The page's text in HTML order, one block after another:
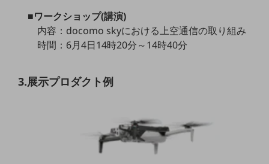
自動化・省電化
人材不足解消
業種・業態で探す
自治体
■ワークショップ(講演)
内容：docomo skyにおける上空通信の取り組み
時間：6月4日14時20分～14時40分
3.展示プロダクト例